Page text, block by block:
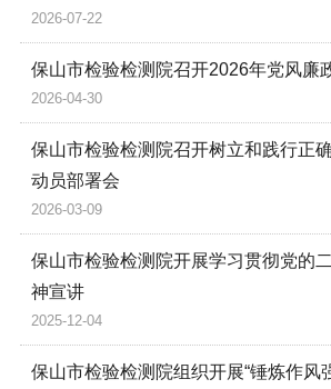
2026-07-22
保山市检验检测院召开2026年党风廉
2026-04-30
保山市检验检测院召开树立和践行正
动员部署会
2026-03-09
保山市检验检测院开展学习贯彻党的
神宣讲
2025-12-04
保山市检验检测院组织开展“锤炼作风